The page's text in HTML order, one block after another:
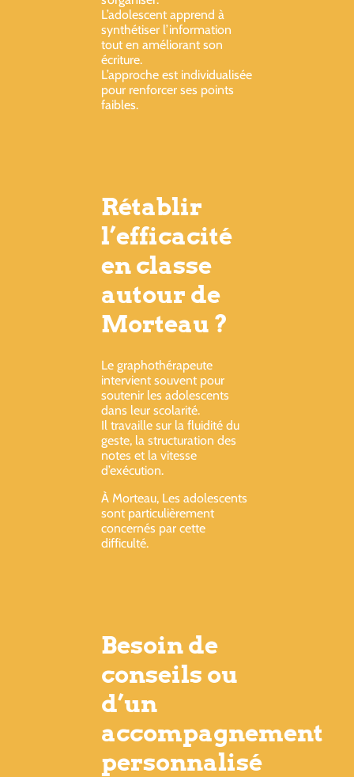
L’adolescent apprend à
synthétiser l’information
tout en améliorant son
écriture.
L’approche est individualisée
pour renforcer ses points
faibles.
Rétablir
l’efficacité
en classe
autour de
Morteau ?
Le graphothérapeute
intervient souvent pour
soutenir les adolescents
dans leur scolarité.
Il travaille sur la fluidité du
geste, la structuration des
notes et la vitesse
d’exécution.
À Morteau, Les adolescents
sont particulièrement
concernés par cette
difficulté.
Besoin de
conseils ou
d’un
accompagnement
personnalisé